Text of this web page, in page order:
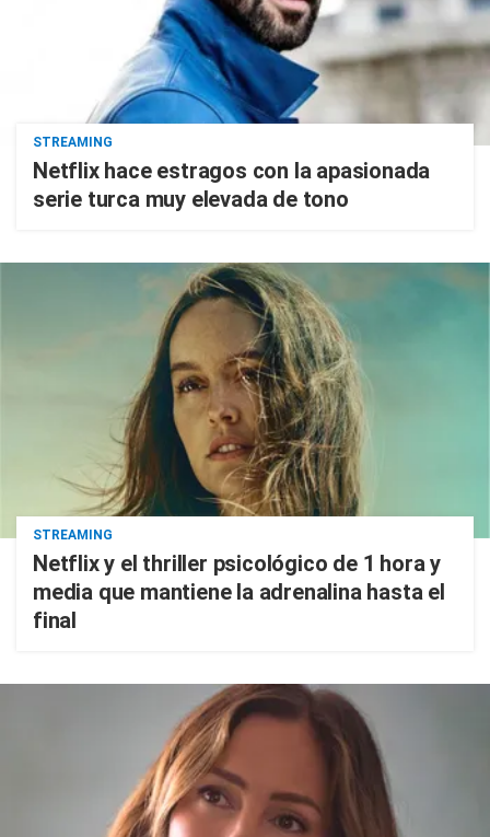
STREAMING
Netflix hace estragos con la apasionada
serie turca muy elevada de tono
STREAMING
Netflix y el thriller psicológico de 1 hora y
media que mantiene la adrenalina hasta el
final